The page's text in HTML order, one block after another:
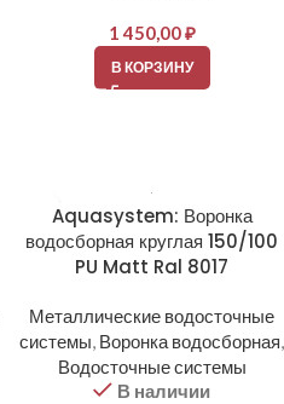
1 450,00₽
В КОРЗИНУ
Aquasystem: Воронка
водосборная круглая 150/100
PU Matt Ral 8017
Металлические водосточные
системы, Воронка водосборная,
Водосточные системы
В наличии